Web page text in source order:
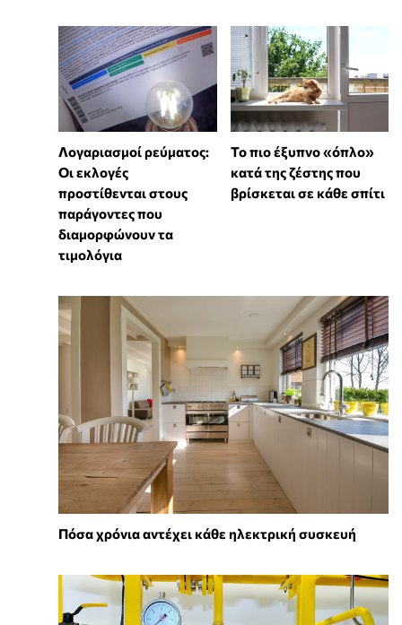
Λογαριασμοί ρεύματος:
Οι εκλογές
προστίθενται στους
παράγοντες που
διαμορφώνουν τα
τιμολόγια
To πιο έξυπνο «όπλο»
κατά της ζέστης που
βρίσκεται σε κάθε σπίτι
Πόσα χρόνια αντέχει κάθε ηλεκτρική συσκευή